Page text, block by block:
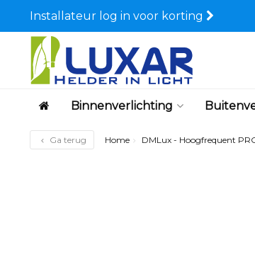
Installateur log in voor korting
Binnenverlichting
Ga terug Home DMLux - Hoogfrequent